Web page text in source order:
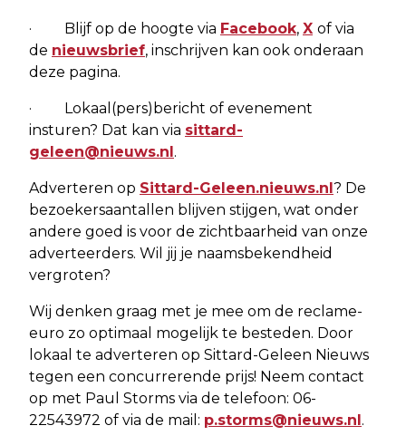
· Blijf op de hoogte via Facebook, X of via
de nieuwsbrief, inschrijven kan ook onderaan
deze pagina.
· Lokaal(pers)bericht of evenement
insturen? Dat kan via sittard-
geleen@nieuws.nl .
Adverteren op Sittard-Geleen.nieuws.nl ? De
bezoekersaantallen blijven stijgen, wat onder
andere goed is voor de zichtbaarheid van onze
adverteerders. Wil jij je naamsbekendheid
vergroten?
Wij denken graag met je mee om de reclame-
euro zo optimaal mogelijk te besteden. Door
lokaal te adverteren op Sittard-Geleen Nieuws
tegen een concurrerende prijs! Neem contact
op met Paul Storms via de telefoon: 06-
22543972 of via de mail: p.storms@nieuws.nl .